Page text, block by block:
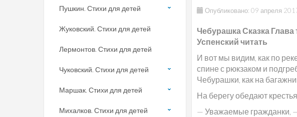
Опубликовано: 09 апреля
Чебурашка Сказка
Успенский читать
И вот мы видим, как по
спине с рюкзаком и
Чебурашки, как на
На берегу обедают
— Уважаемые гражданки,
Пушкин. Стихи для детей
Жуковский. Стихи для детей
Лермонтов. Стихи для детей
Чуковский. Стихи для детей
Маршак. Стихи для детей
Михалков. Стихи для детей